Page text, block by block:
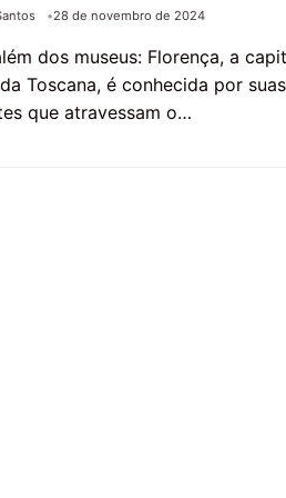
28 de novembro de 2024
dos museus: Florença, a
Toscana, é conhecida por suas
que atravessam o…